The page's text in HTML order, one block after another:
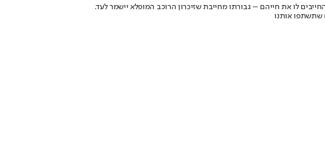
לו את חייהם – גבורתו מחייבת שזיכרון הרוכב המופלא יישמר לעד.
שתשתפו אותנו